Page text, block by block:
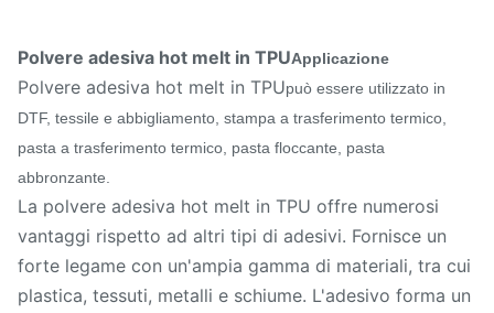
Polvere adesiva hot melt in TPUApplicazione
Polvere adesiva hot melt in TPUpuò essere utilizzato in
DTF, tessile e abbigliamento, stampa a trasferimento termico,
pasta a trasferimento termico, pasta floccante, pasta
abbronzante.
La polvere adesiva hot melt in TPU offre numerosi
vantaggi rispetto ad altri tipi di adesivi. Fornisce un
forte legame con un'ampia gamma di materiali, tra cui
plastica, tessuti, metalli e schiume. L'adesivo forma un